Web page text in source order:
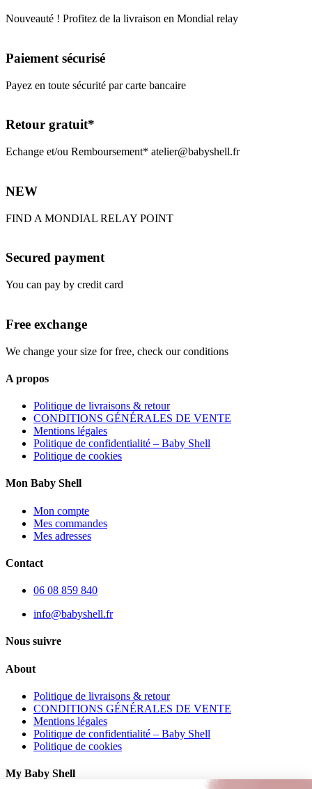
Nouveauté ! Profitez de la livraison en Mondial relay
Paiement sécurisé
Payez en toute sécurité par carte bancaire
Retour gratuit*
Echange et/ou Remboursement* atelier@babyshell.fr
NEW
FIND A MONDIAL RELAY POINT
Secured payment
You can pay by credit card
Free exchange
We change your size for free, check our conditions
A propos
Politique de livraisons & retour
CONDITIONS GÉNÉRALES DE VENTE
Mentions légales
Politique de confidentialité – Baby Shell
Politique de cookies
Mon Baby Shell
Mon compte
Mes commandes
Mes adresses
Contact
06 08 859 840
info@babyshell.fr
Nous suivre
About
Politique de livraisons & retour
CONDITIONS GÉNÉRALES DE VENTE
Mentions légales
Politique de confidentialité – Baby Shell
Politique de cookies
My Baby Shell